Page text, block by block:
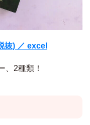
抜) ／ excel
、2種類！